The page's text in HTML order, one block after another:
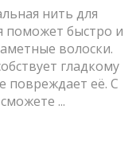
нить для
поможет быстро и
волоски.
гладкому
повреждает её. С
...